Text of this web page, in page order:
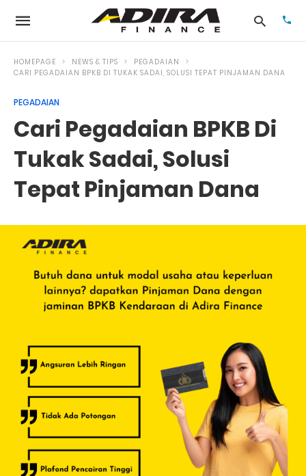
HOMEPAGE NEWS & TIPS
PEGADAIAN
CARI PEGADAIAN BPKB DI TUKAK SADAI, SOLUSI TEPAT PINJAMAN DANA
PEGADAIAN
Cari Pegadaian BPKB Di
Tukak Sadai, Solusi
Tepat Pinjaman Dana